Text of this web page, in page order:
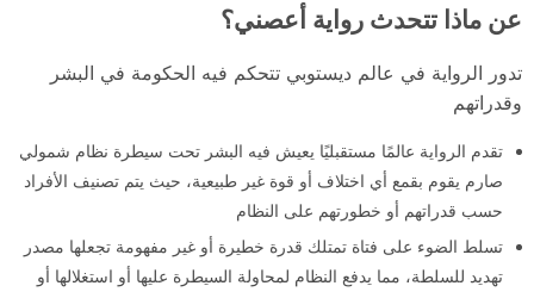
عن ماذا تتحدث رواية أعصني؟
تدور الرواية في عالم ديستوبي تتحكم فيه الحكومة في البشر
وقدراتهم
تقدم الرواية عالمًا مستقبليًا يعيش فيه البشر تحت سيطرة نظام شمولي
صارم يقوم بقمع أي اختلاف أو قوة غير طبيعية، حيث يتم تصنيف الأفراد
حسب قدراتهم أو خطورتهم على النظام
تسلط الضوء على فتاة تمتلك قدرة خطيرة أو غير مفهومة تجعلها مصدر
تهديد للسلطة، مما يدفع النظام لمحاولة السيطرة عليها أو استغلالها أو